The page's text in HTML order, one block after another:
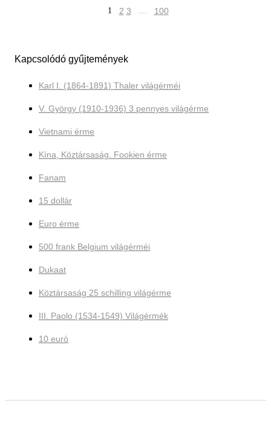
1 2 3 … 100
Kapcsolódó gyűjtemények
Karl I. (1864-1891) Thaler világérméi
V. György (1910-1936) 3 pennyes világérme
Vietnami érme
Kína, Köztársaság. Fookien érme
Fanam
15 dollár
Euro érme
500 frank Belgium világérméi
Dukaat
Köztársaság 25 schilling világérme
III. Paolo (1534-1549) Világérmék
10 euró